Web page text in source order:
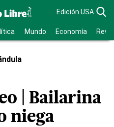
Edición USA
Mundo Economía
| Bailarina
niega